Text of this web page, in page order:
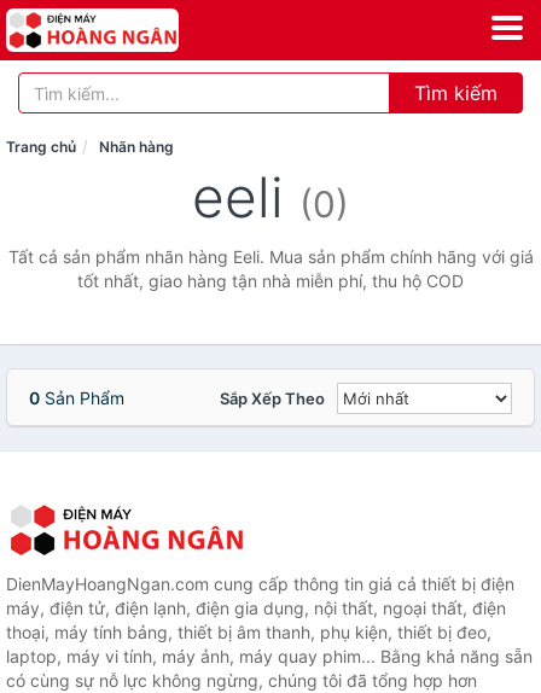
Tìm kiếm
Trang chủ Nhãn hàng
eeli (0)
Tất cả sản phẩm nhãn hàng Eeli. Mua sản phẩm chính hãng với giá
tốt nhất, giao hàng tận nhà miễn phí, thu hộ COD
0 Sản Phẩm Sắp Xếp Theo
DienMayHoangNgan.com cung cấp thông tin giá cả thiết bị điện
máy, điện tử, điện lạnh, điện gia dụng, nội thất, ngoại thất, điện
thoại, máy tính bảng, thiết bị âm thanh, phụ kiện, thiết bị đeo,
laptop, máy vi tính, máy ảnh, máy quay phim... Bằng khả năng sẵn
có cùng sự nỗ lực không ngừng, chúng tôi đã tổng hợp hơn